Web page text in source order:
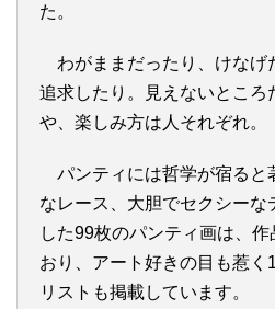
た。
わがままだったり、けなげ
追求したり。見えないところ
や、楽しみ方は人それぞれ。
パンティには哲学が宿ると
なレース、大胆でセクシーな
した99枚のパンティ画は、
おり、アート好きの目も惹く
リストも掲載しています。